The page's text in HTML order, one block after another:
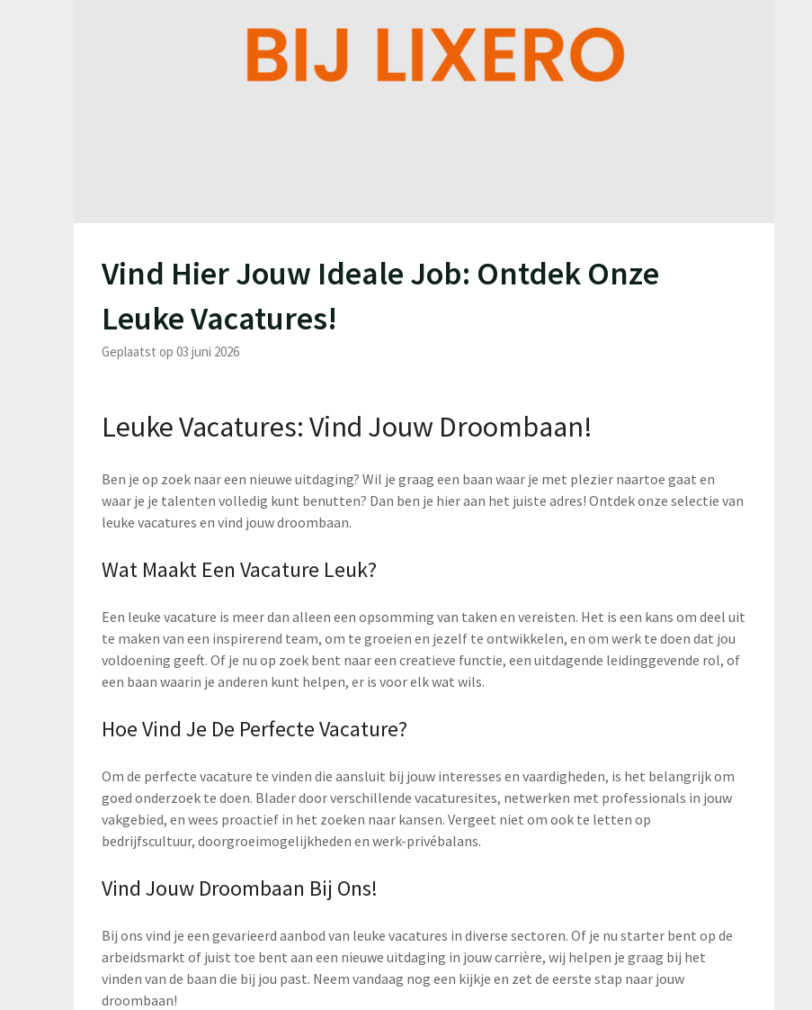
Vind Hier Jouw Ideale Job: Ontdek Onze
Leuke Vacatures!
Geplaatst op 03 juni 2026
Leuke Vacatures: Vind Jouw Droombaan!
Ben je op zoek naar een nieuwe uitdaging? Wil je graag een baan waar je met plezier naartoe gaat en
waar je je talenten volledig kunt benutten? Dan ben je hier aan het juiste adres! Ontdek onze selectie van
leuke vacatures en vind jouw droombaan.
Wat Maakt Een Vacature Leuk?
Een leuke vacature is meer dan alleen een opsomming van taken en vereisten. Het is een kans om deel uit
te maken van een inspirerend team, om te groeien en jezelf te ontwikkelen, en om werk te doen dat jou
voldoening geeft. Of je nu op zoek bent naar een creatieve functie, een uitdagende leidinggevende rol, of
een baan waarin je anderen kunt helpen, er is voor elk wat wils.
Hoe Vind Je De Perfecte Vacature?
Om de perfecte vacature te vinden die aansluit bij jouw interesses en vaardigheden, is het belangrijk om
goed onderzoek te doen. Blader door verschillende vacaturesites, netwerken met professionals in jouw
vakgebied, en wees proactief in het zoeken naar kansen. Vergeet niet om ook te letten op
bedrijfscultuur, doorgroeimogelijkheden en werk-privébalans.
Vind Jouw Droombaan Bij Ons!
Bij ons vind je een gevarieerd aanbod van leuke vacatures in diverse sectoren. Of je nu starter bent op de
arbeidsmarkt of juist toe bent aan een nieuwe uitdaging in jouw carrière, wij helpen je graag bij het
vinden van de baan die bij jou past. Neem vandaag nog een kijkje en zet de eerste stap naar jouw
droombaan!